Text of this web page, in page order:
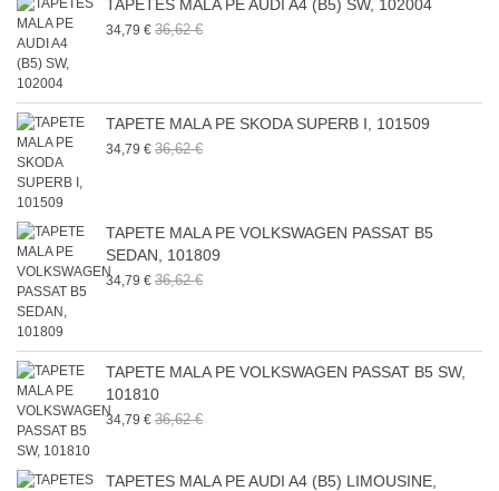
TAPETES MALA PE AUDI A4 (B5) SW, 102004
34,79 € 36,62 €
TAPETE MALA PE SKODA SUPERB I, 101509
34,79 € 36,62 €
TAPETE MALA PE VOLKSWAGEN PASSAT B5
SEDAN, 101809
34,79 € 36,62 €
TAPETE MALA PE VOLKSWAGEN PASSAT B5 SW,
101810
34,79 € 36,62 €
TAPETES MALA PE AUDI A4 (B5) LIMOUSINE,